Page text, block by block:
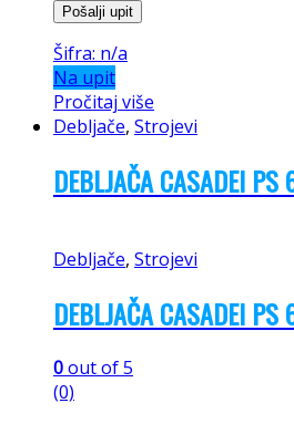
Pošalji upit
Šifra: n/a
Na upit
Pročitaj više
Debljače, Strojevi
DEBLJAČA CASADEI PS
Debljače, Strojevi
DEBLJAČA CASADEI PS
0out of 5
(0)